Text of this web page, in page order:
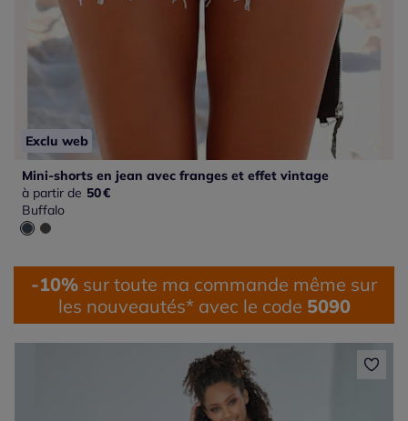
Exclu web
Mini-shorts en jean avec franges et effet vintage
à partir de 50€
Buffalo
-10% sur toute ma commande même sur
les nouveautés* avec le code 5090